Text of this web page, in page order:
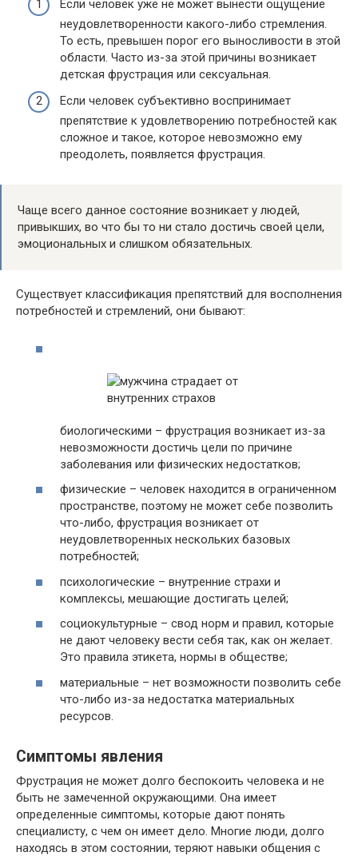
Если человек уже не может вынести ощущение
неудовлетворенности какого-либо стремления.
То есть, превышен порог его выносливости в этой
области. Часто из-за этой причины возникает
детская фрустрация или сексуальная.
Если человек субъективно воспринимает
препятствие к удовлетворению потребностей как
сложное и такое, которое невозможно ему
преодолеть, появляется фрустрация.
Чаще всего данное состояние возникает у людей,
привыкших, во что бы то ни стало достичь своей цели,
эмоциональных и слишком обязательных.
Существует классификация препятствий для восполнения
потребностей и стремлений, они бывают:
биологическими – фрустрация возникает из-за
невозможности достичь цели по причине
заболевания или физических недостатков;
физические – человек находится в ограниченном
пространстве, поэтому не может себе позволить
что-либо, фрустрация возникает от
неудовлетворенных нескольких базовых
потребностей;
психологические – внутренние страхи и
комплексы, мешающие достигать целей;
социокультурные – свод норм и правил, которые
не дают человеку вести себя так, как он желает.
Это правила этикета, нормы в обществе;
материальные – нет возможности позволить себе
что-либо из-за недостатка материальных
ресурсов.
Симптомы явления
Фрустрация не может долго беспокоить человека и не
быть не замеченной окружающими. Она имеет
определенные симптомы, которые дают понять
специалисту, с чем он имеет дело. Многие люди, долго
находясь в этом состоянии, теряют навыки общения с